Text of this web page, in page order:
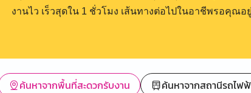
งานไว เร็วสุดใน 1 ชั่วโมง เส้นทางต่อไปในอาชีพรอคุณอยู่
ค้นหาจากพื้นที่สะดวกรับงาน ค้นหาจากสถานีรถไฟ